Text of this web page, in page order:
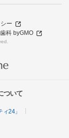
ー
科 byGMO
ついて
24」